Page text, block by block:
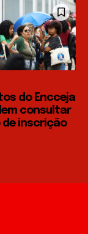
do Encceja
consultar
inscrição